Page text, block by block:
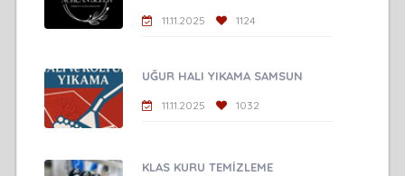
11.11.2025 1124
UĞUR HALI YIKAMA SAMSUN
11.11.2025 1032
KLAS KURU TEMİZLEME